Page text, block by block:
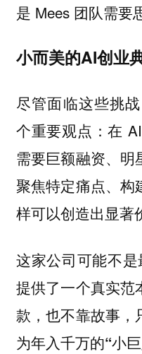
是 Mees 团队需要
小而美的AI创业
尽管面临这些挑
个重要观点：在
需要巨额融资、明
聚焦特定痛点、构
样可以创造出显著
这家公司可能不
提供了一个真实范
款，也不靠故事，
为年入千万的“小巨